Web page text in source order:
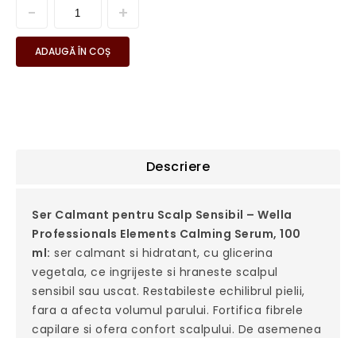
ADAUGĂ ÎN COȘ
Descriere
Ser Calmant pentru Scalp Sensibil – Wella
Professionals Elements Calming Serum, 100
ml: ser calmant si hidratant, cu glicerina
vegetala, ce ingrijeste si hraneste scalpul
sensibil sau uscat. Restabileste echilibrul pielii,
fara a afecta volumul parului. Fortifica fibrele
capilare si ofera confort scalpului. De asemenea